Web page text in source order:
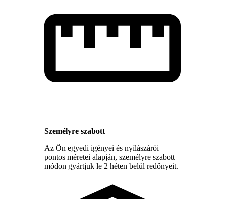
Személyre szabott
Az Ön egyedi igényei és nyílászárói
pontos méretei alapján, személyre szabott
módon gyártjuk le 2 héten belül redőnyeit.